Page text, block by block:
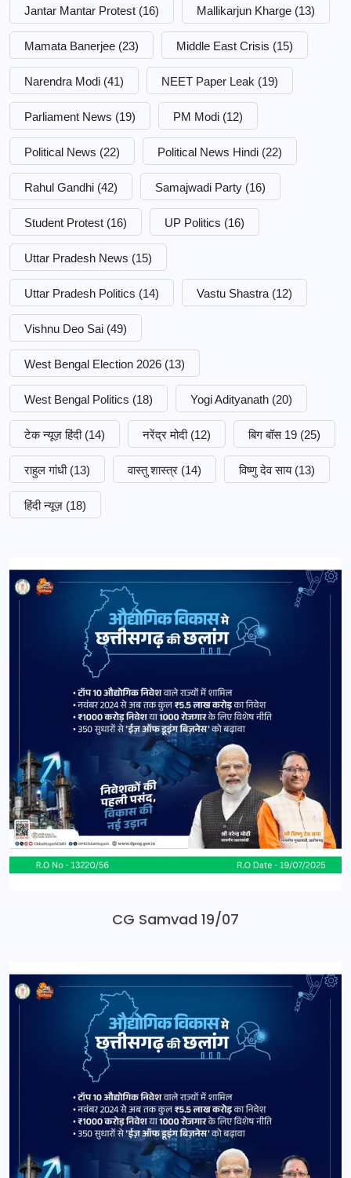
Jantar Mantar Protest (16) Mallikarjun Kharge (13)
Mamata Banerjee (23) Middle East Crisis (15)
Narendra Modi (41) NEET Paper Leak (19)
Parliament News (19) PM Modi (12)
Political News (22) Political News Hindi (22)
Rahul Gandhi (42) Samajwadi Party (16)
Student Protest (16) UP Politics (16)
Uttar Pradesh News (15)
Uttar Pradesh Politics (14) Vastu Shastra (12)
Vishnu Deo Sai (49)
West Bengal Election 2026 (13)
West Bengal Politics (18) Yogi Adityanath (20)
टेक न्यूज़ हिंदी (14) नरेंद्र मोदी (12) बिग बॉस 19 (25)
राहुल गांधी (13) वास्तु शास्त्र (14) विष्णु देव साय (13)
हिंदी न्यूज़ (18)
CG Samvad 19/07